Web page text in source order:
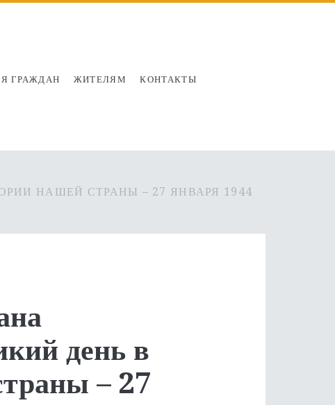
ГРАЖДАН ЖИТЕЛЯМ КОНТАКТЫ
НАШЕЙ СТРАНЫ – 27 ЯНВАРЯ 1944
день в
– 27